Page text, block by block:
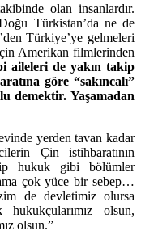
olan insanlardır.
Türkistan’da ne de
Türkiye’ye gelmeleri
Amerikan filmlerinden
aileleri de yakın takip
göre “sakıncalı”
demektir. Yaşamadan
yerden tavan kadar
Çin istihbaratının
hukuk gibi bölümler
çok yüce bir sebep…
de devletimiz olursa
hukukçularımız olsun,
olsun.”